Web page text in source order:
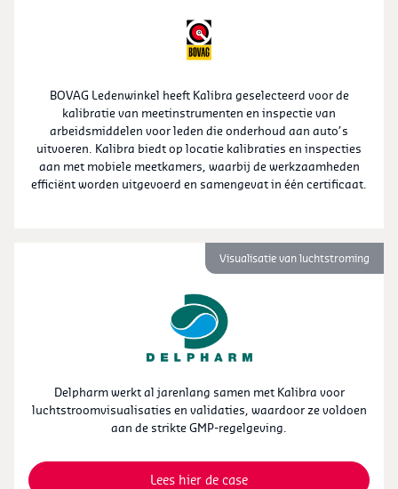
BOVAG Ledenwinkel heeft Kalibra geselecteerd voor de
kalibratie van meetinstrumenten en inspectie van
arbeidsmiddelen voor leden die onderhoud aan auto’s
uitvoeren. Kalibra biedt op locatie kalibraties en inspecties
aan met mobiele meetkamers, waarbij de werkzaamheden
efficiënt worden uitgevoerd en samengevat in één certificaat.
Visualisatie van luchtstroming
Delpharm werkt al jarenlang samen met Kalibra voor
luchtstroomvisualisaties en validaties, waardoor ze voldoen
aan de strikte GMP-regelgeving.
Lees hier de case